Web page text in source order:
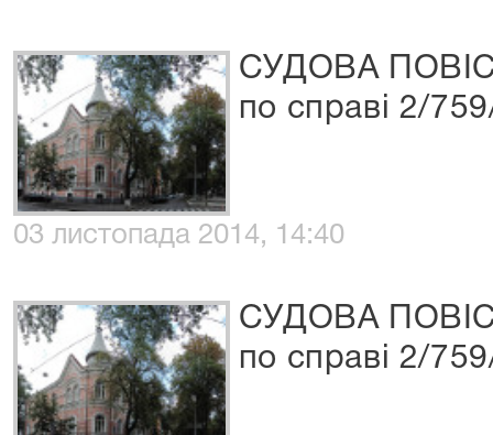
СУДОВА
по справі 2/
03 листопада 2014, 14:40
СУДОВА
по справі 2/